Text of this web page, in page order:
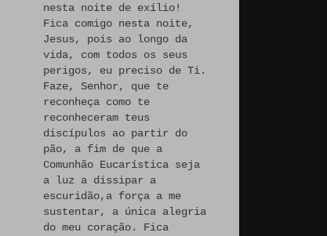
nesta noite de exílio!
Fica comigo nesta noite,
Jesus, pois ao longo da
vida, com todos os seus
perigos, eu preciso de Ti.
Faze, Senhor, que te
reconheça como te
reconheceram teus
discípulos ao partir do
pão, a fim de que a
Comunhão Eucarística seja
a luz a dissipar a
escuridão,a força a me
sustentar, a única alegria
do meu coração. Fica